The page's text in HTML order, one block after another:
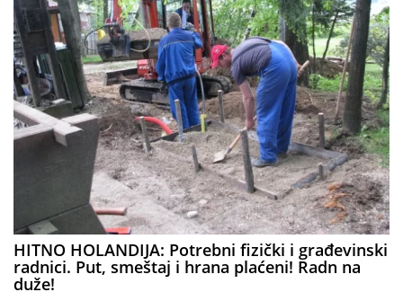
HITNO HOLANDIJA: Potrebni fizički i građevinski
radnici. Put, smeštaj i hrana plaćeni! Radn na
duže!